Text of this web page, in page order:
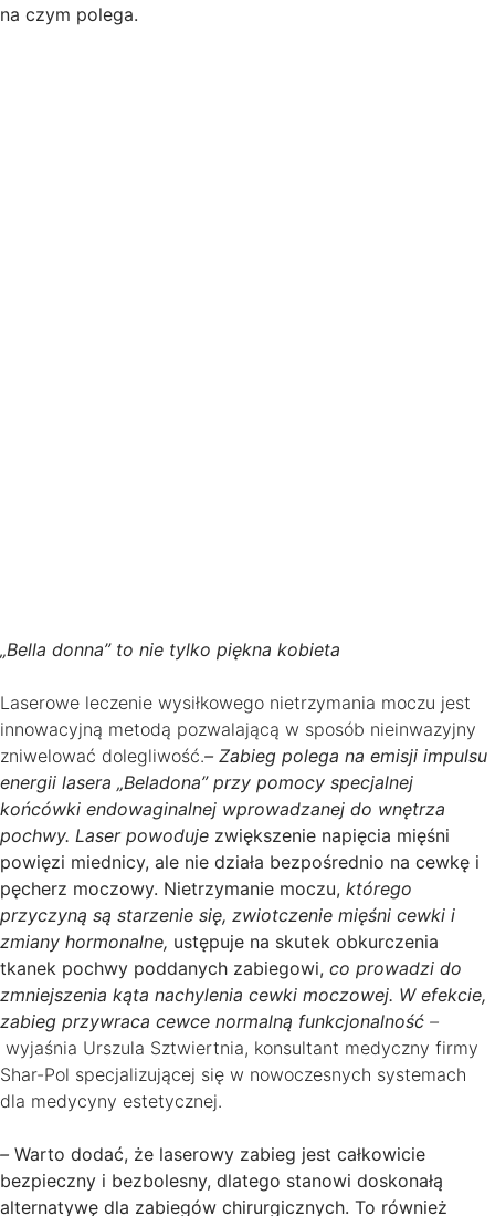
na czym polega.
„Bella donna” to nie tylko piękna kobieta
Laserowe leczenie wysiłkowego nietrzymania moczu jest
innowacyjną metodą pozwalającą w sposób nieinwazyjny
zniwelować dolegliwość.– Zabieg polega na emisji impulsu
energii lasera „Beladona” przy pomocy specjalnej
końcówki endowaginalnej wprowadzanej do wnętrza
pochwy. Laser powoduje zwiększenie napięcia mięśni
powięzi miednicy, ale nie działa bezpośrednio na cewkę i
pęcherz moczowy. Nietrzymanie moczu, którego
przyczyną są starzenie się, zwiotczenie mięśni cewki i
zmiany hormonalne, ustępuje na skutek obkurczenia
tkanek pochwy poddanych zabiegowi, co prowadzi do
zmniejszenia kąta nachylenia cewki moczowej. W efekcie,
zabieg przywraca cewce normalną funkcjonalność –
wyjaśnia Urszula Sztwiertnia, konsultant medyczny firmy
Shar-Pol specjalizującej się w nowoczesnych systemach
dla medycyny estetycznej.
– Warto dodać, że laserowy zabieg jest całkowicie
bezpieczny i bezbolesny, dlatego stanowi doskonałą
alternatywę dla zabiegów chirurgicznych. To również